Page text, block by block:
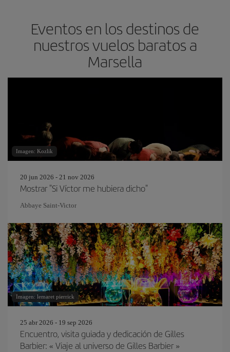
Eventos en los destinos de
nuestros vuelos baratos a
Marsella
Imagen: Kozlik
20 jun 2026 - 21 nov 2026
Mostrar "Si Víctor me hubiera dicho"
Abbaye Saint-Victor
Imagen: lemaret pierrick
25 abr 2026 - 19 sep 2026
Encuentro, visita guiada y dedicación de Gilles
Barbier: « Viaje al universo de Gilles Barbier »